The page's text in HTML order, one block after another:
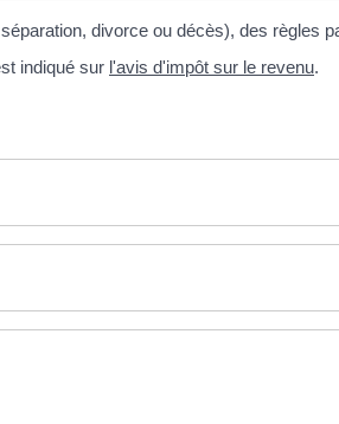
divorce ou décès), des règles
indiqué sur l'avis d'impôt sur le revenu.